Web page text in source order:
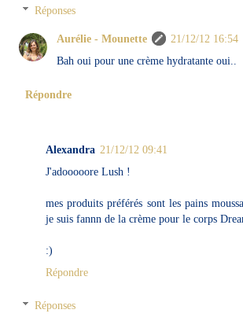
Réponses
Aurélie - Mounette
21/12/12 16:54
Bah oui pour une crème hydratante oui..
Répondre
Alexandra 21/12/12 09:41
J'adooooore Lush !
mes produits préférés sont les pains
je suis fannn de la crème pour le corps
:)
Répondre
Réponses